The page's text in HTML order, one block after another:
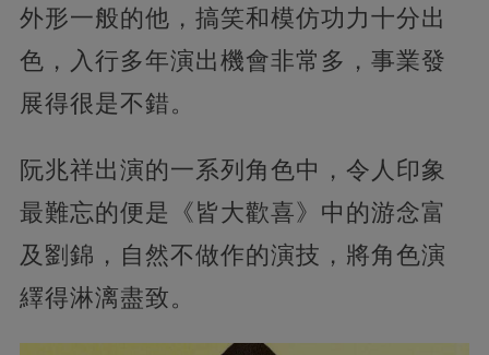
外形一般的他，搞笑和模仿功力十分出
色，入行多年演出機會非常多，事業發
展得很是不錯。
阮兆祥出演的一系列角色中，令人印象
最難忘的便是《皆大歡喜》中的游念富
及劉錦，自然不做作的演技，將角色演
繹得淋漓盡致。